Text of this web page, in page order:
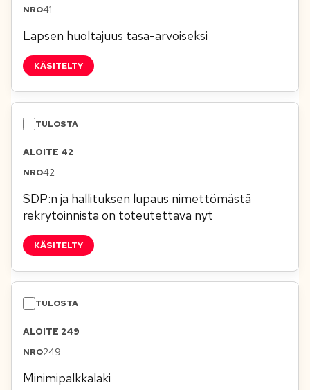
41
Lapsen huoltajuus tasa-arvoiseksi
KÄSITELTY
ALOITE 42
42
SDP:n ja hallituksen lupaus nimettömästä
rekrytoinnista on toteutettava nyt
KÄSITELTY
ALOITE 249
249
Minimipalkkalaki